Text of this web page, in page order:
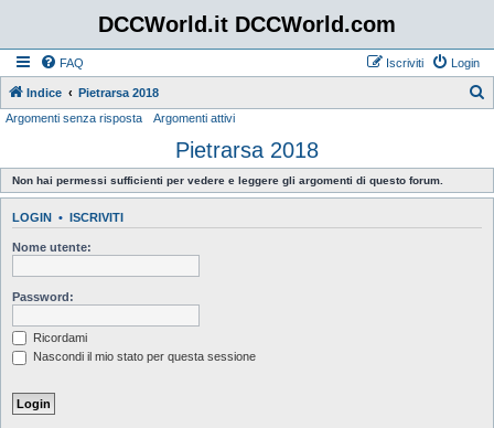
DCCWorld.it DCCWorld.com
FAQ Login
Iscriviti
Indice Pietrarsa 2018
c
a
Argomenti senza risposta Argomenti attivi
Pietrarsa 2018
Non hai permessi sufficienti per vedere e leggere gli argomenti di questo forum.
LOGIN • ISCRIVITI
Nome utente:
Password:
Ricordami
Nascondi il mio stato per questa sessione